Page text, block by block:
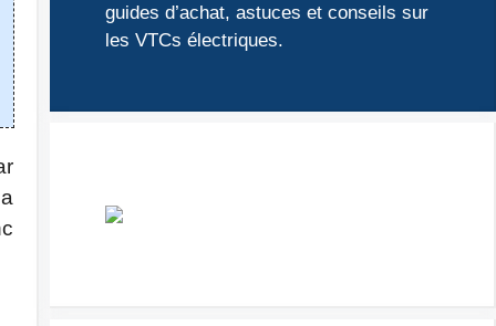
guides d’achat, astuces et conseils sur
les VTCs électriques.